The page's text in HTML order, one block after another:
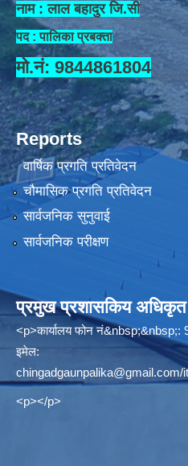
नाम : लाल बहादुर जि.सी
पद : पालिका प्रबक्ता
मो.नं: 9844861804
Reports
वार्षिक प्रगति प्रतिवेदन
चौमासिक प्रगति प्रतिवेदन
सार्वजनिक सुनुवाई
सार्वजनिक परीक्षण
प्रमुख प्रशासकिय
<p>कार्यालय फोन
इमेल:
chingadgaunpalika@gmail.com/
<p></p>